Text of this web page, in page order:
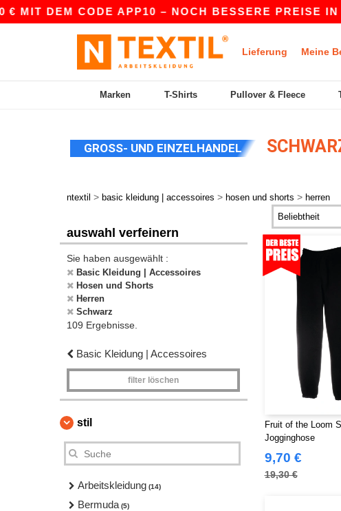
CODE APP10 – NOCH BESSERE PREISE IN DER
Lieferung Meine
Marken T-Shirts Pullover & Fleece
GROSS- UND EINZELHANDEL
ntextil > basic kleidung | accessoires > hosen und shorts > herren
auswahl verfeinern
Sie haben ausgewählt :
Basic Kleidung | Accessoires
Hosen und Shorts
Herren
Schwarz
109 Ergebnisse.
Basic Kleidung | Accessoires
filter löschen
stil
Arbeitskleidung (14)
Bermuda (5)
Fruit of the Loom
Jogginghose
9,70 €
19,30 €